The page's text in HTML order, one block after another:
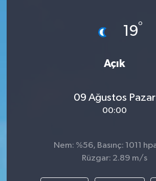
19°
Açık
09 Ağustos Pazar
00:00
Nem: %56, Basınç: 1011
Rüzgar: 2.89 m/s